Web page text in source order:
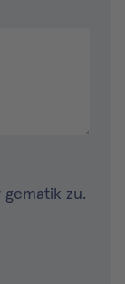
gematik zu.